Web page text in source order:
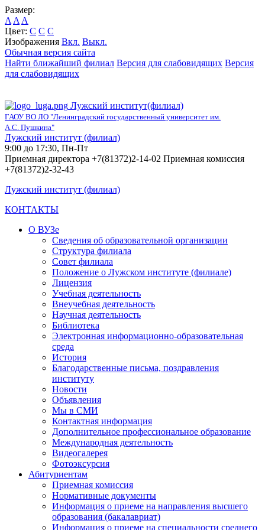
Размер:
A A A
Цвет: C C C
Изображения Вкл. Выкл.
Обычная версия сайта
Найти ближайший филиал Версия для слабовидящих Версия
для слабовидящих
Лужский институт(филиал)
ГАОУ ВО ЛО "Ленинградский государственный университет им.
А.С. Пушкина"
Лужский институт (филиал)
9:00 до 17:30, Пн-Пт
Приемная директора +7(81372)2-14-02 Приемная комиссия
+7(81372)2-32-43
Лужский институт (филиал)
КОНТАКТЫ
О ВУЗе
Сведения об образовательной организации
Структура филиала
Совет филиала
Положение о Лужском институте (филиале)
Лицензия
Учебная деятельность
Внеучебная деятельность
Научная деятельность
Библиотека
Электронная информационно-образовательная
среда
История
Благодарственные письма, поздравления
институту
Новости
Объявления
Мы в СМИ
Контактная информация
Дополнительное профессиональное образование
Международная деятельность
Видеогалерея
Фотоэксурсия
Абитуриентам
Приемная комиссия
Нормативные документы
Информация о приеме на направления высшего
образования (бакалавриат)
Информация о приеме на специальности среднего